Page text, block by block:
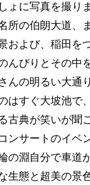
ょに写真を撮り
所の伯朗大道、
および、稲田を
んびりとその中
んの明るい大通
はすぐ大坡池で
古典が笑いが聞
ンサートのイベ
の淵自分で車道
生態と超美の景